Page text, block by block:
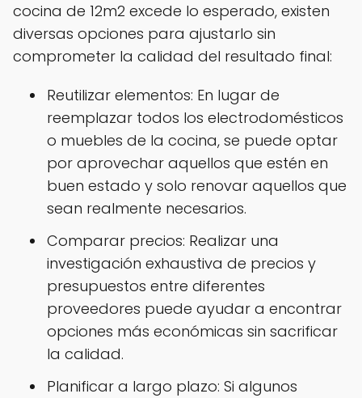
cocina de 12m2 excede lo esperado, existen
diversas opciones para ajustarlo sin
comprometer la calidad del resultado final:
Reutilizar elementos: En lugar de
reemplazar todos los electrodomésticos
o muebles de la cocina, se puede optar
por aprovechar aquellos que estén en
buen estado y solo renovar aquellos que
sean realmente necesarios.
Comparar precios: Realizar una
investigación exhaustiva de precios y
presupuestos entre diferentes
proveedores puede ayudar a encontrar
opciones más económicas sin sacrificar
la calidad.
Planificar a largo plazo: Si algunos